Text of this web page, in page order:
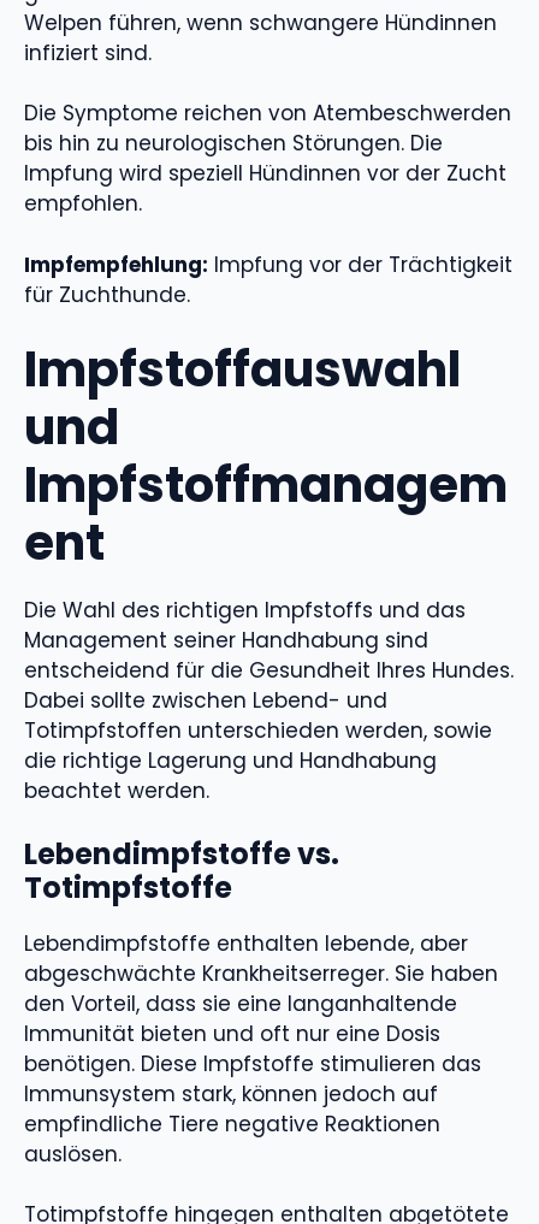
Welpen führen, wenn schwangere Hündinnen
infiziert sind.
Die Symptome reichen von Atembeschwerden
bis hin zu neurologischen Störungen. Die
Impfung wird speziell Hündinnen vor der Zucht
empfohlen.
Impfempfehlung: Impfung vor der Trächtigkeit
für Zuchthunde.
Impfstoffauswahl
und
Impfstoffmanagem
ent
Die Wahl des richtigen Impfstoffs und das
Management seiner Handhabung sind
entscheidend für die Gesundheit Ihres Hundes.
Dabei sollte zwischen Lebend- und
Totimpfstoffen unterschieden werden, sowie
die richtige Lagerung und Handhabung
beachtet werden.
Lebendimpfstoffe vs.
Totimpfstoffe
Lebendimpfstoffe enthalten lebende, aber
abgeschwächte Krankheitserreger. Sie haben
den Vorteil, dass sie eine langanhaltende
Immunität bieten und oft nur eine Dosis
benötigen. Diese Impfstoffe stimulieren das
Immunsystem stark, können jedoch auf
empfindliche Tiere negative Reaktionen
auslösen.
Totimpfstoffe hingegen enthalten abgetötete